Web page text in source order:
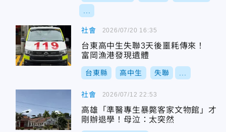
社會
台東高中生失聯3天後噩耗傳來！
富岡漁港發現遺體
台東縣 高中生 失聯
2026/07/20 16:35
社會
高雄「準醫專生暴斃客家文物館」才
剛辦退學！母泣：太突然
2026/07/12 22:53